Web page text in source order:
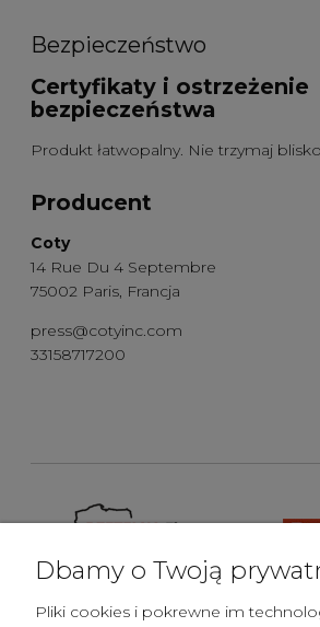
Bezpieczeństwo
Certyfikaty i ostrzeżenie
bezpieczeństwa
Produkt łatwopalny. Nie trzymaj
Producent
Coty
14 Rue Du 4 Septembre
75002 Paris, Francja
press@cotyinc.com
33158717200
Dbamy o Twoją
Pliki cookies i pokrewne im